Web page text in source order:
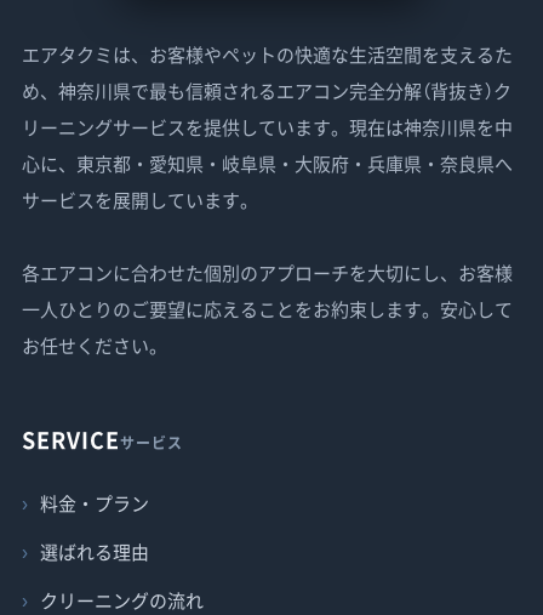
エアタクミは、お客様やペットの快適な生活空間を支えるた
め、神奈川県で最も信頼されるエアコン完全分解（背抜き）ク
リーニングサービスを提供しています。現在は神奈川県を中
心に、東京都・愛知県・岐阜県・大阪府・兵庫県・奈良県へ
サービスを展開しています。
各エアコンに合わせた個別のアプローチを大切にし、お客様
一人ひとりのご要望に応えることをお約束します。安心して
お任せください。
SERVICEサービス
料金・プラン
選ばれる理由
クリーニングの流れ